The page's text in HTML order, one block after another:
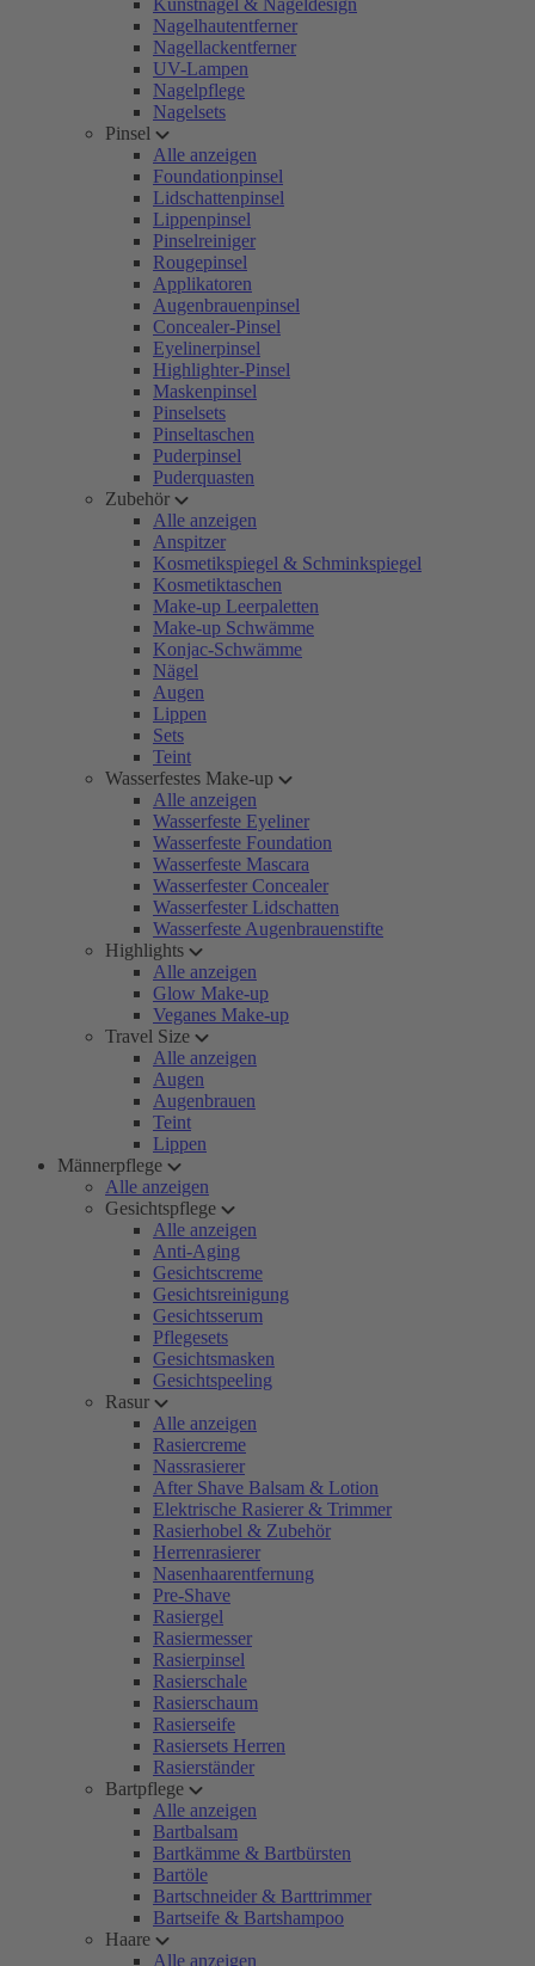
Kunstnägel & Nageldesign
Nagelhautentferner
Nagellackentferner
UV-Lampen
Nagelpflege
Nagelsets
Pinsel
Alle anzeigen
Foundationpinsel
Lidschattenpinsel
Lippenpinsel
Pinselreiniger
Rougepinsel
Applikatoren
Augenbrauenpinsel
Concealer-Pinsel
Eyelinerpinsel
Highlighter-Pinsel
Maskenpinsel
Pinselsets
Pinseltaschen
Puderpinsel
Puderquasten
Zubehör
Alle anzeigen
Anspitzer
Kosmetikspiegel & Schminkspiegel
Kosmetiktaschen
Make-up Leerpaletten
Make-up Schwämme
Konjac-Schwämme
Nägel
Augen
Lippen
Sets
Teint
Wasserfestes Make-up
Alle anzeigen
Wasserfeste Eyeliner
Wasserfeste Foundation
Wasserfeste Mascara
Wasserfester Concealer
Wasserfester Lidschatten
Wasserfeste Augenbrauenstifte
Highlights
Alle anzeigen
Glow Make-up
Veganes Make-up
Travel Size
Alle anzeigen
Augen
Augenbrauen
Teint
Lippen
Männerpflege
Alle anzeigen
Gesichtspflege
Alle anzeigen
Anti-Aging
Gesichtscreme
Gesichtsreinigung
Gesichtsserum
Pflegesets
Gesichtsmasken
Gesichtspeeling
Rasur
Alle anzeigen
Rasiercreme
Nassrasierer
After Shave Balsam & Lotion
Elektrische Rasierer & Trimmer
Rasierhobel & Zubehör
Herrenrasierer
Nasenhaarentfernung
Pre-Shave
Rasiergel
Rasiermesser
Rasierpinsel
Rasierschale
Rasierschaum
Rasierseife
Rasiersets Herren
Rasierständer
Bartpflege
Alle anzeigen
Bartbalsam
Bartkämme & Bartbürsten
Bartöle
Bartschneider & Barttrimmer
Bartseife & Bartshampoo
Haare
Alle anzeigen